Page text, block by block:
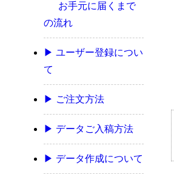
お手元に届くまで
の流れ
▶ ユーザー登録につい
て
▶ ご注文方法
▶ データご入稿方法
▶ データ作成について